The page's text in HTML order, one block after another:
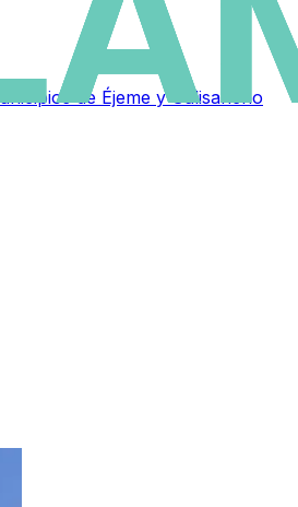
de Éjeme y Galisancho